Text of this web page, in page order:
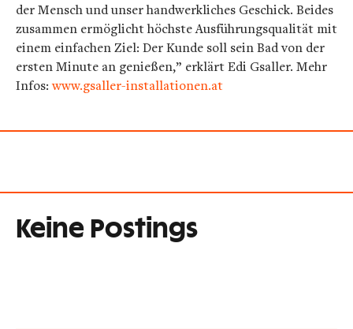
der Mensch und unser handwerkliches Geschick. Beides
zusammen ermöglicht höchste Ausführungsqualität mit
einem einfachen Ziel: Der Kunde soll sein Bad von der
ersten Minute an genießen,” erklärt Edi Gsaller. Mehr
Infos:www.gsaller-installationen.at
Keine Postings